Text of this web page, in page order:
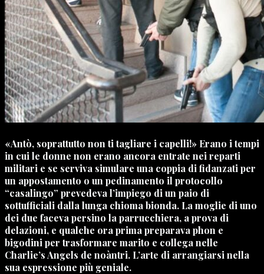
«Antò, soprattutto non ti tagliare i capelli!» Erano i tempi
in cui le donne non erano ancora entrate nei reparti
militari e se serviva simulare una coppia di fidanzati per
un appostamento o un pedinamento il protocollo
“casalingo” prevedeva l’impiego di un paio di
sottufficiali dalla lunga chioma bionda. La moglie di uno
dei due faceva persino la parrucchiera, a prova di
delazioni, e qualche ora prima preparava phon e
bigodini per trasformare marito e collega nelle
Charlie’s Angels de noàntri. L’arte di arrangiarsi nella
sua espressione più geniale.